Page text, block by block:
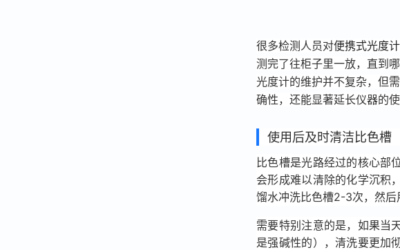
很多检测人员对便携式光度计
测完了往柜子里一放，直到
光度计的维护并不复杂，但
确性，还能显著延长仪器的使
使用后及时清洁比色槽
比色槽是光路经过的核心部
会形成难以清除的化学沉积
馏水冲洗比色槽2-3次，然后
需要特别注意的是，如果当
是强碱性的），清洗要更加